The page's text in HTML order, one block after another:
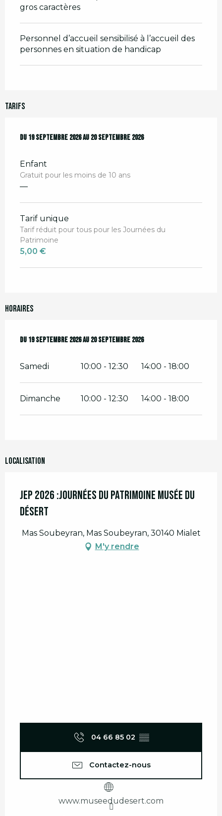
gros caractères
Personnel d’accueil sensibilisé à l’accueil des
personnes en situation de handicap
Tarifs
Du 19 septembre 2026au 20 septembre 2026
Du 19 septembre 2026au 20 septembre 2026
Enfant
Gratuit pour les moins de 10 ans
—
Tarif unique
Tarif réduit pour tous pour les Journées du
Patrimoine
5,00 €
Horaires
Du 19 septembre 2026au 20 septembre 2026
Du 19 septembre 2026au 20 septembre 2026
Samedi 10:00 - 12:30 14:00 - 18:00
Dimanche 10:00 - 12:30 14:00 - 18:00
Localisation
JEP 2026 :Journées du Patrimoine Musée du
Désert
Mas Soubeyran, Mas Soubeyran, 30140 Mialet
M'y rendre
04 66 85 02 ▒▒
Contactez-nous
www.museedudesert.com